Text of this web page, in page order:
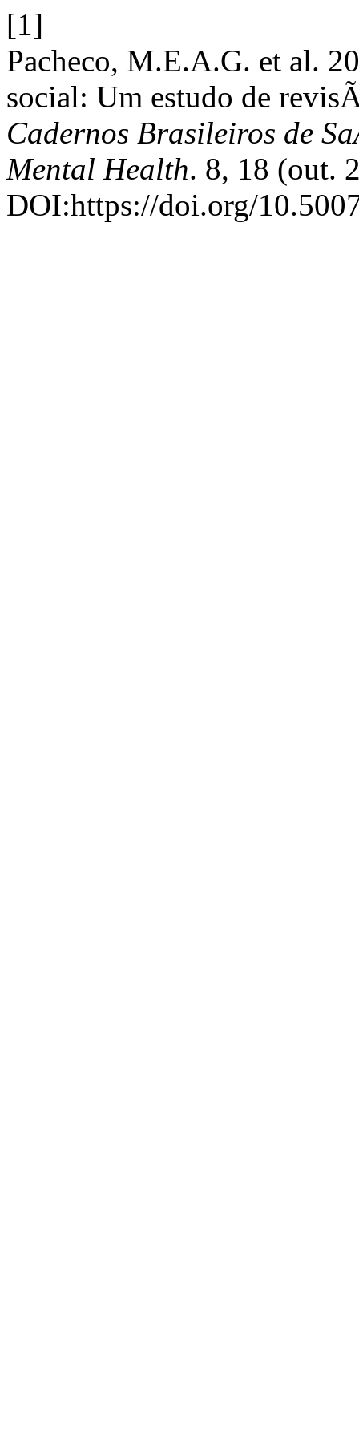
[1]
Pacheco, M.E.A.G. et al.
social: Um estudo de
Cadernos Brasileiros de
Mental Health. 8, 18 (out.
DOI:https://doi.org/